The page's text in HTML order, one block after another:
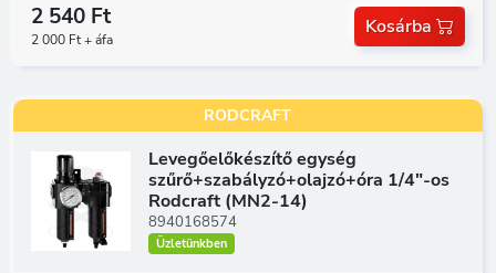
2 540 Ft
2 000 Ft + áfa
Kosárba
RODCRAFT
Levegőelőkészítő egység
szűrő+szabályzó+olajzó+óra 1/4"-os
Rodcraft (MN2-14)
8940168574
Üzletünkben